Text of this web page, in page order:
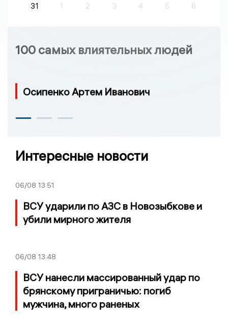
31
1 2 3 4 5 6
100 самых влиятельных людей
Осипенко Артем Иванович
Интересные новости
06/08 13:51
ВСУ ударили по АЗС в Новозыбкове и
убили мирного жителя
06/08 13:48
ВСУ нанесли массированный удар по
брянскому приграничью: погиб
мужчина, много раненых